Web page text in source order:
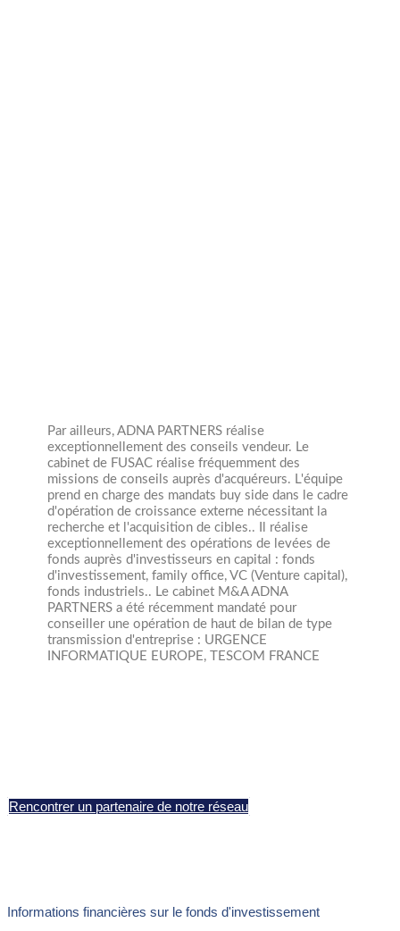
Par ailleurs, ADNA PARTNERS réalise
exceptionnellement des conseils vendeur. Le
cabinet de FUSAC réalise fréquemment des
missions de conseils auprès d'acquéreurs. L'équipe
prend en charge des mandats buy side dans le cadre
d'opération de croissance externe nécessitant la
recherche et l'acquisition de cibles..
Il réalise
exceptionnellement des opérations de levées de
fonds auprès d'investisseurs en capital : fonds
d'investissement, family office, VC (Venture capital),
fonds industriels.. Le cabinet M&A ADNA
PARTNERS a été récemment mandaté pour
conseiller une opération de haut de bilan de type
transmission d'entreprise : URGENCE
INFORMATIQUE EUROPE, TESCOM FRANCE
Rencontrer un partenaire de notre réseau
Informations financières sur le fonds d'investissement